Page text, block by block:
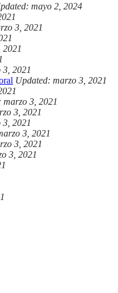
mayo 2, 2024
3, 2021
2021
2021
Updated: marzo 3, 2021
marzo 3, 2021
3, 2021
2021
3, 2021
3, 2021
3, 2021